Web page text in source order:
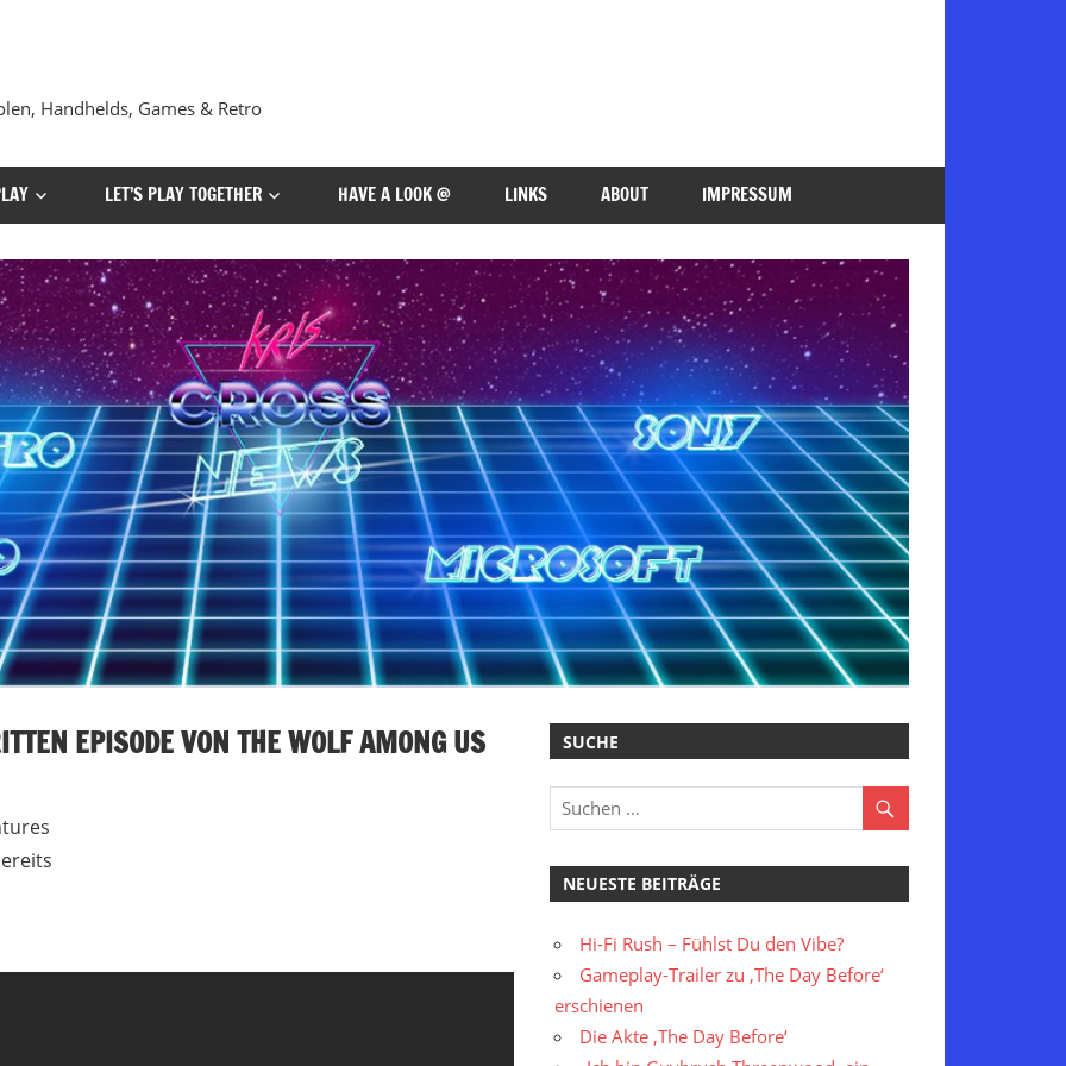
Handhelds, Games & Retro
LET’S PLAY TOGETHER HAVE A LOOK @ LINKS ABOUT IMPRESSUM
EPISODE VON THE WOLF AMONG US SUCHE
NEUESTE BEITRÄGE
Hi-Fi Rush – Fühlst Du den Vibe?
Gameplay-Trailer zu ‚The Day Before‘
erschienen
Die Akte ‚The Day Before‘